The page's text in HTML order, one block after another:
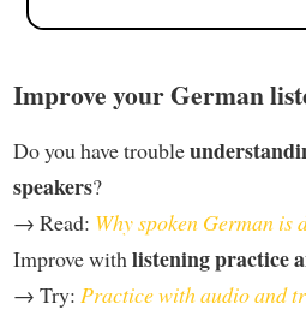
Improve your German
Do you have trouble
speakers?
→ Read: Why spoken German
Improve with listening practice
→ Try: Practice with audio and